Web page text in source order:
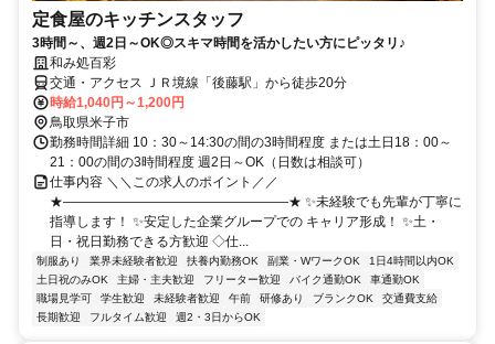
定食屋のキッチンスタッフ
3時間～、週2日～OK◎スキマ時間を活かしたい方にピッタリ♪
和み処百彩
交通・アクセス ＪＲ境線「後藤駅」から徒歩20分
時給1,040円～1,200円
鳥取県米子市
勤務時間詳細 10：30～14:30の間の3時間程度 または土日18：00～
21：00の間の3時間程度 週2日～OK（日数は相談可）
仕事内容 ＼＼この求人のポイント／／
★―――――――――――――――――★ ✨未経験でも先輩が丁寧に
指導します！ ✨安定した企業グループでの キャリア形成！ ✨土・
日・祝日勤務できる方歓迎 ◇仕...
制服あり 業界未経験者歓迎 扶養内勤務OK 副業・WワークOK
1日4時間以内OK
土日祝のみOK
主婦・主夫歓迎 フリーター歓迎 バイク通勤OK
車通勤OK
職場見学可
学生歓迎 未経験者歓迎 午前 研修あり ブランクOK
交通費支給
長期歓迎
フルタイム歓迎 週2・3日からOK